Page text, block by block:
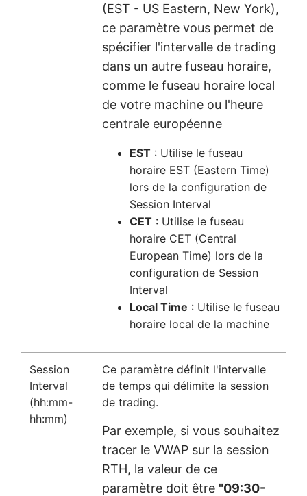
(EST - US Eastern, New York),
ce paramètre vous permet de
spécifier l'intervalle de trading
dans un autre fuseau horaire,
comme le fuseau horaire local
de votre machine ou l'heure
centrale européenne
EST : Utilise le fuseau
horaire EST (Eastern Time)
lors de la configuration de
Session Interval
CET : Utilise le fuseau
horaire CET (Central
European Time) lors de la
configuration de Session
Interval
Local Time : Utilise le fuseau
horaire local de la machine
Session
Interval
(hh:mm-
hh:mm)
Ce paramètre définit l'intervalle
de temps qui délimite la session
de trading.
Par exemple, si vous souhaitez
tracer le VWAP sur la session
RTH, la valeur de ce
paramètre doit être "09:30-